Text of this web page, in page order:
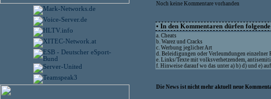
Noch keine Kommentare vorhanden
• In den Kommentaren dürfen
a. Cheats
b. Warez und Cracks
c. Werbung jeglicher Art
d. Beleidigungen oder Verleumdungen einzelner
e. Links/Texte mit volksverhetzendem,
f. Hinweise darauf wo das unter a) b) d) und e)
Die News ist nicht mehr aktuell neue